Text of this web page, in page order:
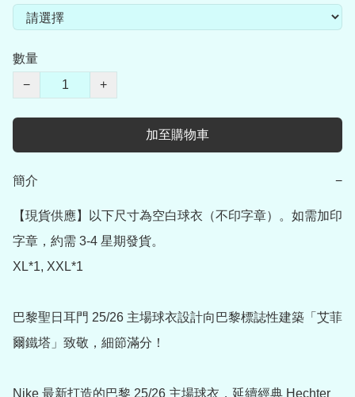
數量
−
+
加至購物車
簡介 −
【現貨供應】以下尺寸為空白球衣（不印字章）。如需加印
字章，約需 3-4 星期發貨。
XL*1, XXL*1
巴黎聖日耳門 25/26 主場球衣設計向巴黎標誌性建築「艾菲
爾鐵塔」致敬，細節滿分！
Nike 最新打造的巴黎 25/26 主場球衣，延續經典 Hechter